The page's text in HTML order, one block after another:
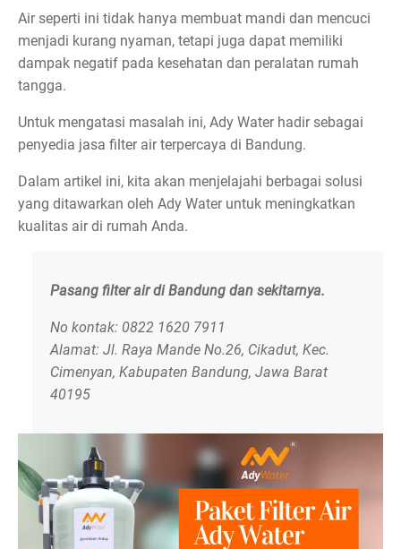
Air seperti ini tidak hanya membuat mandi dan mencuci
menjadi kurang nyaman, tetapi juga dapat memiliki
dampak negatif pada kesehatan dan peralatan rumah
tangga.
Untuk mengatasi masalah ini, Ady Water hadir sebagai
penyedia jasa filter air terpercaya di Bandung.
Dalam artikel ini, kita akan menjelajahi berbagai solusi
yang ditawarkan oleh Ady Water untuk meningkatkan
kualitas air di rumah Anda.
Pasang filter air di Bandung dan sekitarnya.
No kontak: 0822 1620 7911
Alamat: Jl. Raya Mande No.26, Cikadut, Kec.
Cimenyan, Kabupaten Bandung, Jawa Barat
40195